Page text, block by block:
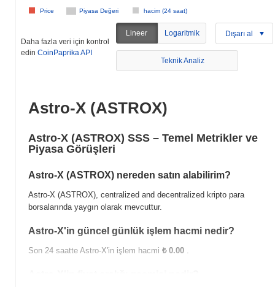
Piyasa Değeri hacim (24 saat)
Price
Daha fazla veri için kontrol
edin CoinPaprika API
Lineer Logaritmik Dışarı al
Teknik Analiz
Astro-X (ASTROX)
Astro-X (ASTROX) SSS – Temel Metrikler ve
Piyasa Görüşleri
Astro-X (ASTROX) nereden satın alabilirim?
Astro-X (ASTROX), centralized and decentralized kripto para
borsalarında yaygın olarak mevcuttur.
Astro-X'in güncel günlük işlem hacmi nedir?
Son 24 saatte Astro-X'in işlem hacmi ₺ 0.00 .